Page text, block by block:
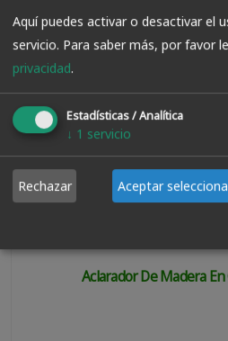
Aclarador De Madera
Aquí puedes activar o desactivar el
servicio. Para saber más, por favor
privacidad.
Estadísticas / Analítica
↓ 1 servicio
Rechazar Aceptar